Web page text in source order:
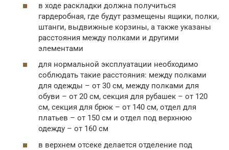
в ходе раскладки должна получиться
гардеробная, где будут размещены ящики, полки,
штанги, выдвижные корзины, а также указаны
расстояния между полками и другими
элементами
для нормальной эксплуатации необходимо
соблюдать такие расстояния: между полками
для одежды – от 30 см, между полками для
обуви – от 20 см, секция для рубашек – от 120
см, секция для брюк – от 140 см, отдел для
платьев – от 150 см и отдел под верхнюю
одежду – от 160 см
в верхнем отсеке делается отделение под